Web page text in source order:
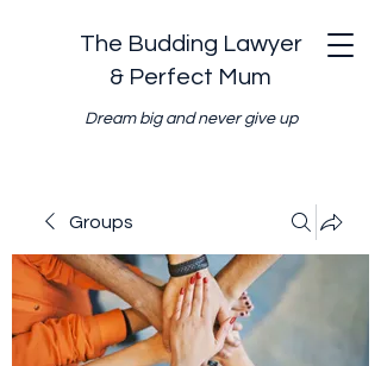
The Budding Lawyer
& Perfect Mum
Dream big and never give up
Groups